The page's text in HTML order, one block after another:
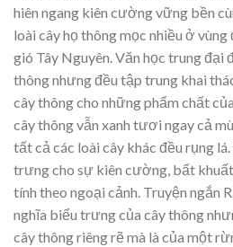
hiên ngang kiên cường vững bền
loài cây họ thông mọc nhiều ở
gió Tây Nguyên. Văn học trung đại
thông nhưng đều tập trung khai
cây thông cho những phẩm chất
cây thông vẫn xanh tươi ngay cả
tất cả các loài cây khác đều rụng
trưng cho sự kiên cường, bất
tính theo ngoại cảnh. Truyện ngắn
nghĩa biểu trưng của cây thông
cây thông riêng rẽ mà là của một